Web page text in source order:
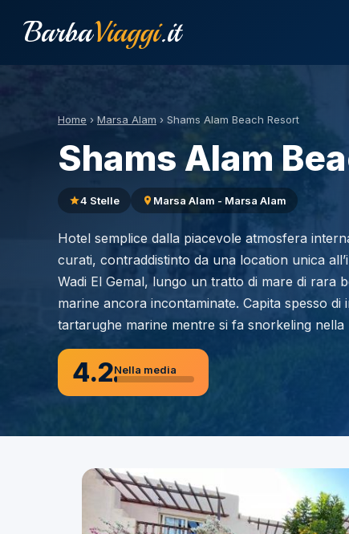
BarbaViaggi.it
Home › Marsa Alam › Shams Alam Beach Resort
Shams Alam
4 Stelle Marsa Alam - Marsa Alam
Hotel semplice dalla piacevole atmosfera
curati, contraddistinto da una location unica
Wadi El Gemal, lungo un tratto di mare di rara
marine ancora incontaminate. Capita spesso di
tartarughe marine mentre si fa snorkeling nella
4.2Nella media